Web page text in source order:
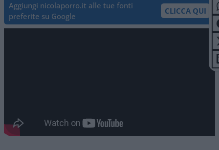
Aggiungi nicolaporro.it alle tue fonti
preferite su Google
CLICCA QUI